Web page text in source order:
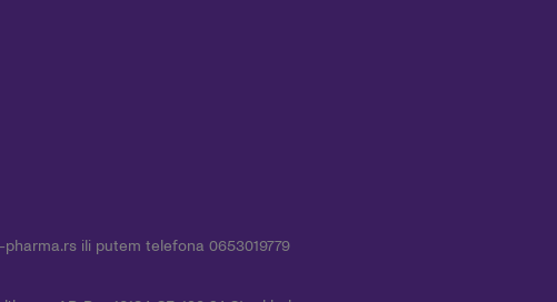
pharma.rs ili putem telefona 0653019779